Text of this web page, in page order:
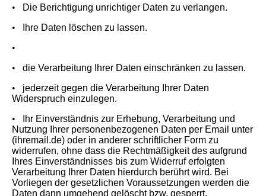
•
Die Berichtigung unrichtiger Daten zu verlangen.
•
Ihre Daten löschen zu lassen.
•
• die Verarbeitung Ihrer Daten einschränken zu lassen.
• jederzeit gegen die Verarbeitung Ihrer Daten
Widerspruch einzulegen.
•
Ihr Einverständnis zur Erhebung, Verarbeitung und
Nutzung Ihrer personenbezogenen Daten per Email unter
(ihremail.de) oder in anderer schriftlicher Form zu
widerrufen, ohne dass die Rechtmäßigkeit des aufgrund
Ihres Einverständnisses bis zum Widerruf erfolgten
Verarbeitung Ihrer Daten hierdurch berührt wird. Bei
Vorliegen der gesetzlichen Voraussetzungen werden die
Daten dann umgehend gelöscht bzw. gesperrt.